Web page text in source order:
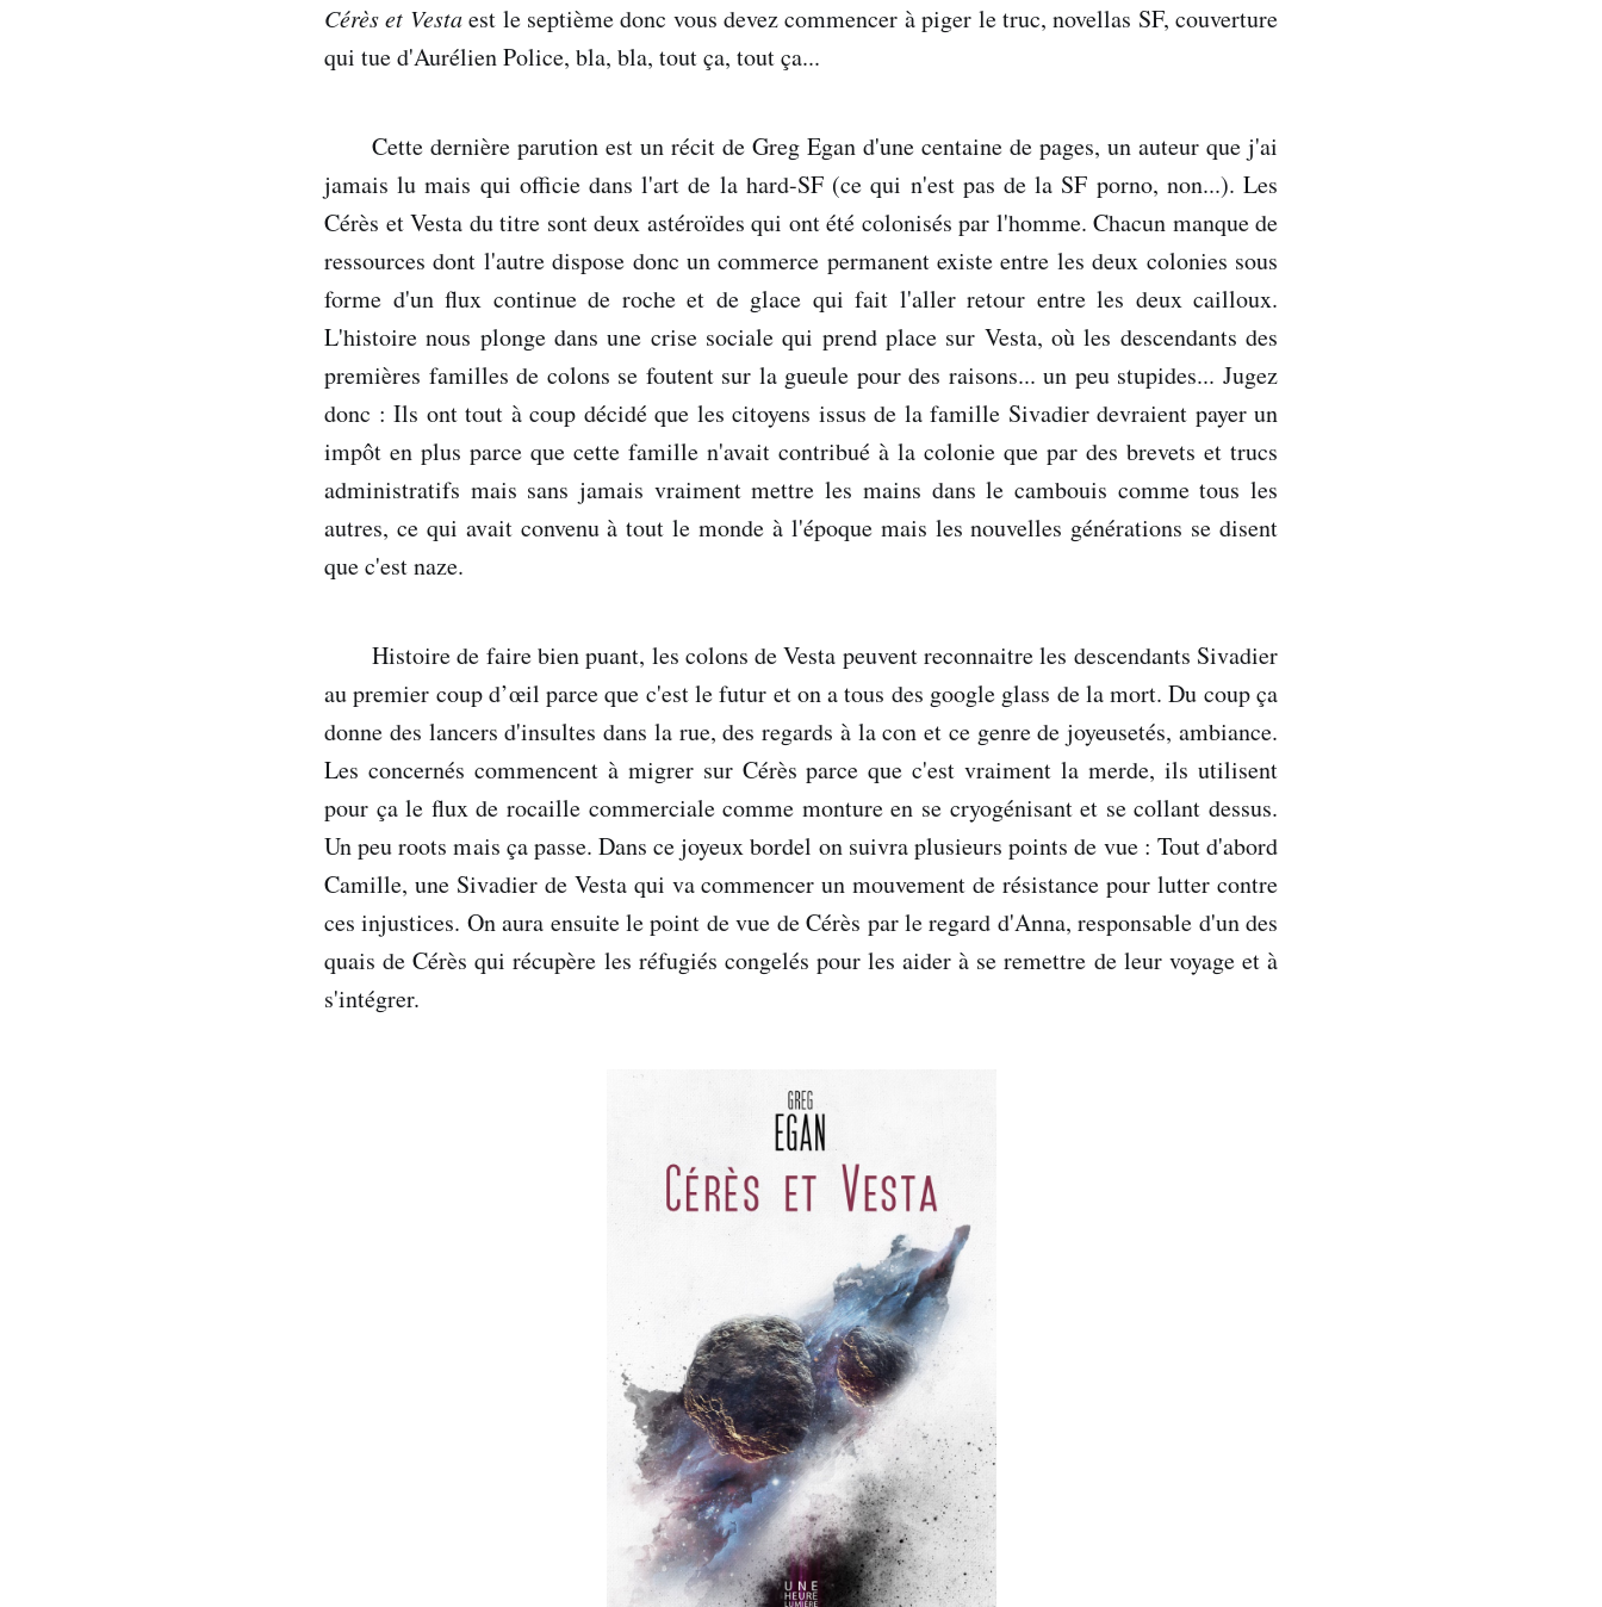
Cérès et Vestaest le septième donc vous devez commencer à piger le truc, novellas SF, couverture
qui tue d'Aurélien Police, bla, bla, tout ça, tout ça...
Cette dernière parution est un récit de Greg Egan d'une centaine de pages, un auteur que j'ai
jamais lu mais qui officie dans l'art de la hard-SF (ce qui n'est pas de la SF porno, non...). Les
Cérès et Vesta du titre sont deux astéroïdes qui ont été colonisés par l'homme. Chacun manque de
ressources dont l'autre dispose donc un commerce permanent existe entre les deux colonies sous
forme d'un flux continue de roche et de glace qui fait l'aller retour entre les deux cailloux.
L'histoire nous plonge dans une crise sociale qui prend place sur Vesta, où les descendants des
premières familles de colons se foutent sur la gueule pour des raisons... un peu stupides... Jugez
donc : Ils ont tout à coup décidé que les citoyens issus de la famille Sivadier devraient payer un
impôt en plus parce que cette famille n'avait contribué à la colonie que par des brevets et trucs
administratifs mais sans jamais vraiment mettre les mains dans le cambouis comme tous les
autres, ce qui avait convenu à tout le monde à l'époque mais les nouvelles générations se disent
que c'est naze.
Histoire de faire bien puant, les colons de Vesta peuvent reconnaitre les descendants Sivadier
au premier coup d’œil parce que c'est le futur et on a tous des google glass de la mort. Du coup ça
donne des lancers d'insultes dans la rue, des regards à la con et ce genre de joyeusetés, ambiance.
Les concernés commencent à migrer sur Cérès parce que c'est vraiment la merde, ils utilisent
pour ça le flux de rocaille commerciale comme monture en se cryogénisant et se collant dessus.
Un peu roots mais ça passe. Dans ce joyeux bordel on suivra plusieurs points de vue : Tout d'abord
Camille, une Sivadier de Vesta qui va commencer un mouvement de résistance pour lutter contre
ces injustices. On aura ensuite le point de vue de Cérès par le regard d'Anna, responsable d'un des
quais de Cérès qui récupère les réfugiés congelés pour les aider à se remettre de leur voyage et à
s'intégrer.